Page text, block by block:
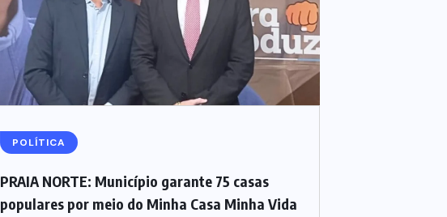
POLÍTICA
PRAIA NORTE: Município garante 75 casas
populares por meio do Minha Casa Minha Vida